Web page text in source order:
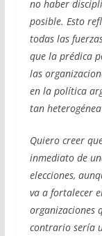
no haber
posible. Esto
todas las
que la prédica
las
en la política
tan
Quiero creer
inmediato de
elecciones,
va a fortalecer
organizaciones
contrario sería